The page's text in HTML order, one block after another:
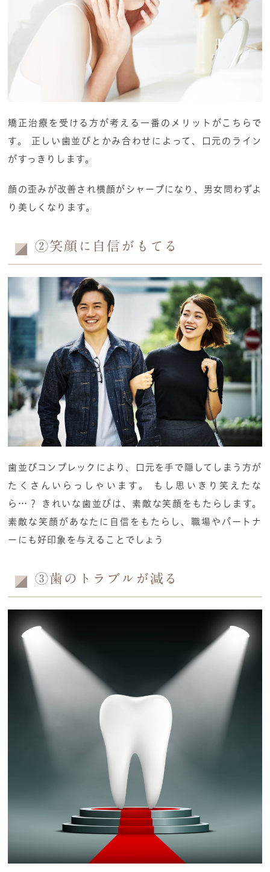
矯正治療を受ける方が考える一番のメリットがこちらで
す。 正しい歯並びとかみ合わせによって、口元のライン
がすっきりします。
顔の歪みが改善され横顔がシャープになり、男女問わずよ
り美しくなります。
②笑顔に自信がもてる
歯並びコンプレックにより、口元を手で隠してしまう方が
たくさんいらっしゃいます。 もし思いきり笑えたな
ら…？ きれいな歯並びは、素敵な笑顔をもたらします。
素敵な笑顔があなたに自信をもたらし、職場やパートナ
ーにも好印象を与えることでしょう
③歯のトラブルが減る